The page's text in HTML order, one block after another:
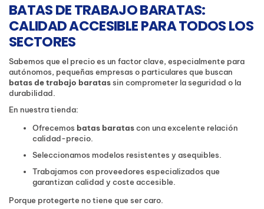
BATAS DE TRABAJO BARATAS:
CALIDAD ACCESIBLE PARA TODOS LOS
SECTORES
Sabemos que el precio es un factor clave, especialmente para
autónomos, pequeñas empresas o particulares que buscan
batas de trabajo baratassin comprometer la seguridad o la
durabilidad.
En nuestra tienda:
Ofrecemos batas baratascon una excelente relación
calidad-precio.
Seleccionamos modelos resistentes y asequibles.
Trabajamos con proveedores especializados que
garantizan calidad y coste accesible.
Porque protegerte no tiene que ser caro.